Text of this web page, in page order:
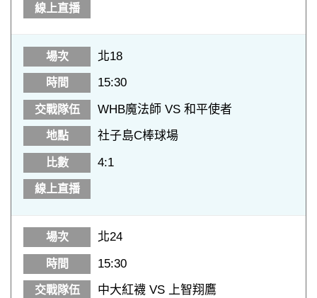
北18
15:30
WHB魔法師 VS 和平使者
社子島C棒球場
4:1
北24
15:30
中大紅襪 VS 上智翔鷹